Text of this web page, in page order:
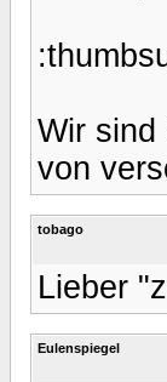
Wir sind
von
tobago
Lieber
Eulenspiegel